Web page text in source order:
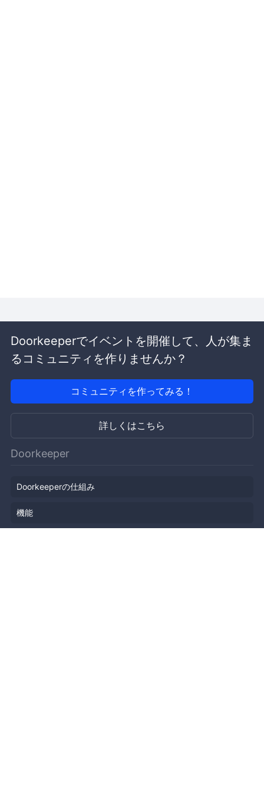
Doorkeeperでイベントを開催して、人が集ま
るコミュニティを作りませんか？
コミュニティを作ってみる！
詳しくはこちら
Doorkeeper
Doorkeeperの仕組み
機能